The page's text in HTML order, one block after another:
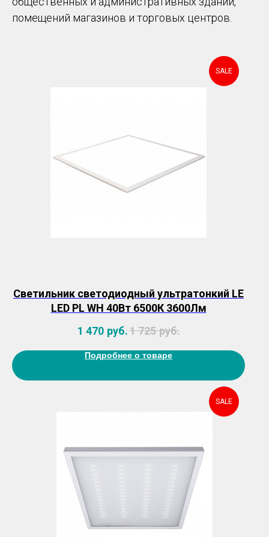
помещений магазинов и торговых центров.
SALE
Светильник светодиодный ультратонкий LE
LED PL WH 40Вт 6500К 3600Лм
1 470 руб.1 725 руб.
Подробнее о товаре
SALE